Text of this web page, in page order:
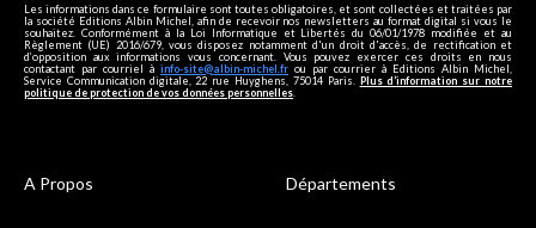
Les informations dans ce formulaire sont toutes obligatoires, et sont collectées et traitées par
la société Editions Albin Michel, afin de recevoir nos newsletters au format digital si vous le
souhaitez. Conformément à la Loi Informatique et Libertés du 06/01/1978 modifiée et au
Règlement (UE) 2016/679, vous disposez notamment d'un droit d'accès, de rectification et
d’opposition aux informations vous concernant. Vous pouvez exercer ces droits en nous
contactant par courriel à info-site@albin-michel.fr ou par courrier à Editions Albin Michel,
Service Communication digitale, 22 rue Huyghens, 75014 Paris. Plus d’information sur notre
politique de protection de vos données personnelles
A Propos Départements